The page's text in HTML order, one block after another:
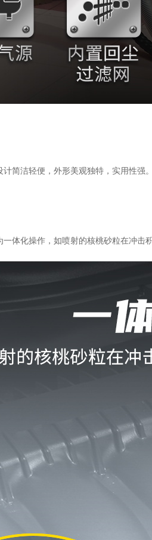
简洁轻便，外形美观独特，实用性
体化操作，如喷射的核桃砂粒在冲击